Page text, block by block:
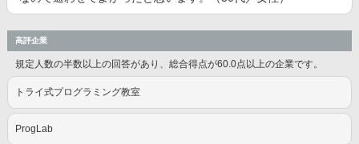
高評企業
規定人数の半数以上の回答があり、総合得点が60.0点以上の企業です。
トライ式プログラミング教室
ProgLab